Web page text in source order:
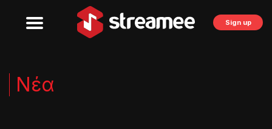
Sign up
Νέα